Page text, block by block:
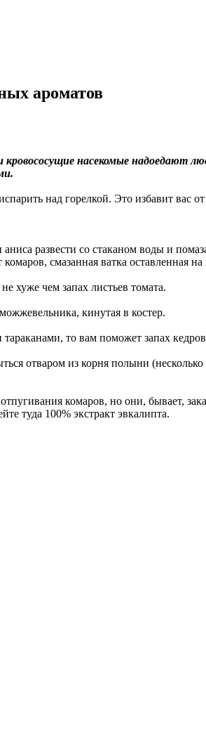
ароматов
насекомые надоедают
над горелкой. Это избавит
развести со стаканом воды и
смазанная ватка оставленная
хуже чем запах листьев томата.
кинутая в костер.
то вам поможет запах
отваром из корня полыни
комаров, но они, бывает,
туда 100% экстракт эвкалипта.